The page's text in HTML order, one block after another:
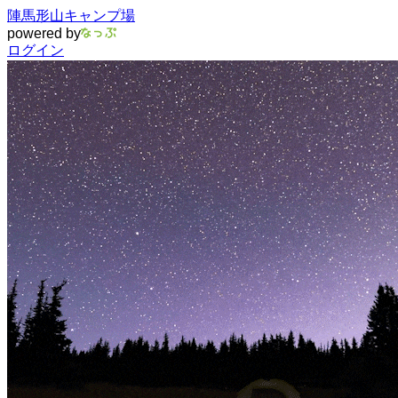
陣馬形山キャンプ場
powered by
ログイン